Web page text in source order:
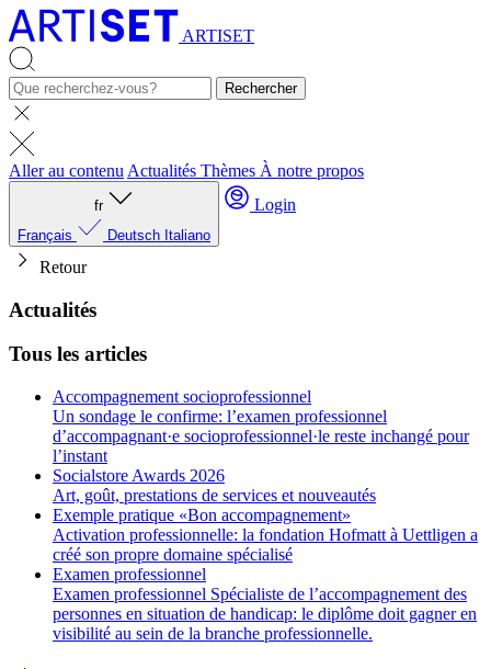
ARTISET
Rechercher
Aller au contenu Actualités Thèmes À notre propos
fr
Français
Deutsch Italiano
Login
Retour
Actualités
Tous les articles
Accompagnement socioprofessionnel
Un sondage le confirme: l’examen professionnel
d’accompagnant·e socioprofessionnel·le reste inchangé pour
l’instant
Socialstore Awards 2026
Art, goût, prestations de services et nouveautés
Exemple pratique «Bon accompagnement»
Activation professionnelle: la fondation Hofmatt à Uettligen a
créé son propre domaine spécialisé
Examen professionnel
Examen professionnel Spécialiste de l’accompagnement des
personnes en situation de handicap: le diplôme doit gagner en
visibilité au sein de la branche professionnelle.